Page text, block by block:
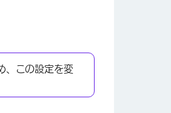
、この設定を変